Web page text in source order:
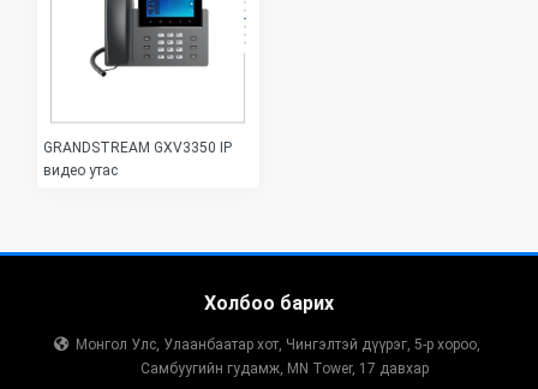
GRANDSTREAM GXV3350 IP
видео утас
Холбоо барих
Монгол Улс, Улаанбаатар хот, Чингэлтэй дүүрэг, 5-р хороо,
Самбуугийн гудамж, MN Tower, 17 давхар